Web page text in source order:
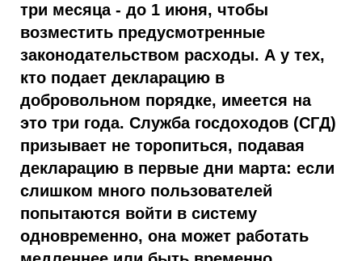
три месяца - до 1 июня, чтобы
возместить предусмотренные
законодательством расходы. А у тех,
кто подает декларацию в
добровольном порядке, имеется на
это три года. Служба госдоходов (СГД)
призывает не торопиться, подавая
декларацию в первые дни марта: если
слишком много пользователей
попытаются войти в систему
одновременно, она может работать